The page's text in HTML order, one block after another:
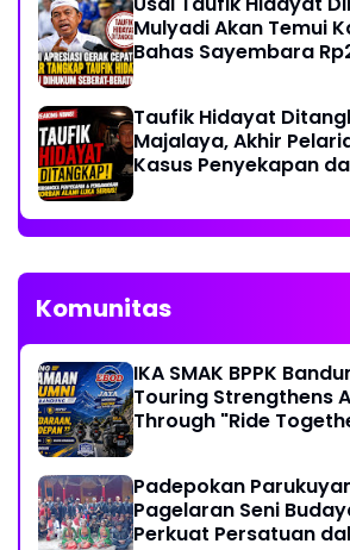
Mulyadi Akan Temui
Bahas Sayembara
Taufik Hidayat
Majalaya, Akhir
Kasus Penyekapan
Komunitas
IKA SMAK BPPK
Touring Strengthens
Through "Ride
Padepokan
Pagelaran Seni
Perkuat Persatuan